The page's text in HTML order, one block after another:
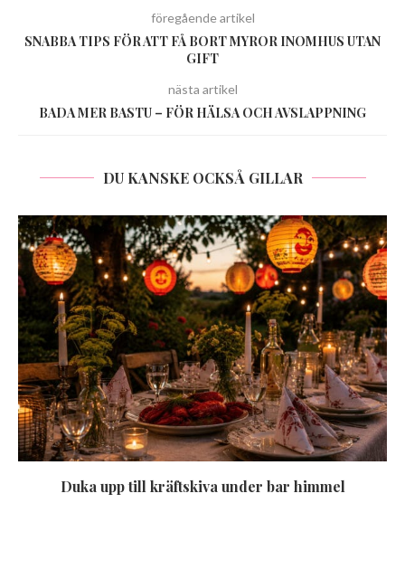
föregående artikel
SNABBA TIPS FÖR ATT FÅ BORT MYROR INOMHUS UTAN
GIFT
nästa artikel
BADA MER BASTU – FÖR HÄLSA OCH AVSLAPPNING
DU KANSKE OCKSÅ GILLAR
Duka upp till kräftskiva under bar himmel